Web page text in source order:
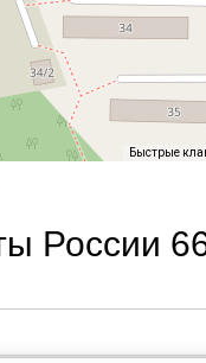
Быстрые
России